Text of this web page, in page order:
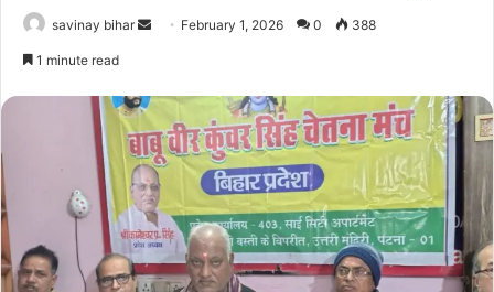
savinay bihar
SendFebruary 1, 2026 0 388
1 minute read